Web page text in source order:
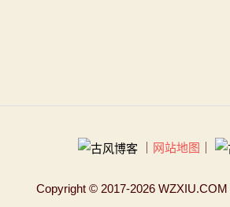
网站地图
Copyright © 2017-2026 WZXIU.COM